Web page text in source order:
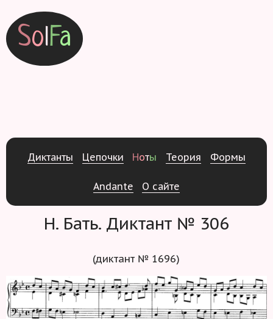
SolFa
Диктанты Цепочки Ноты Теория Формы
Andante О сайте
Н. Бать. Диктант № 306
(диктант № 1696)